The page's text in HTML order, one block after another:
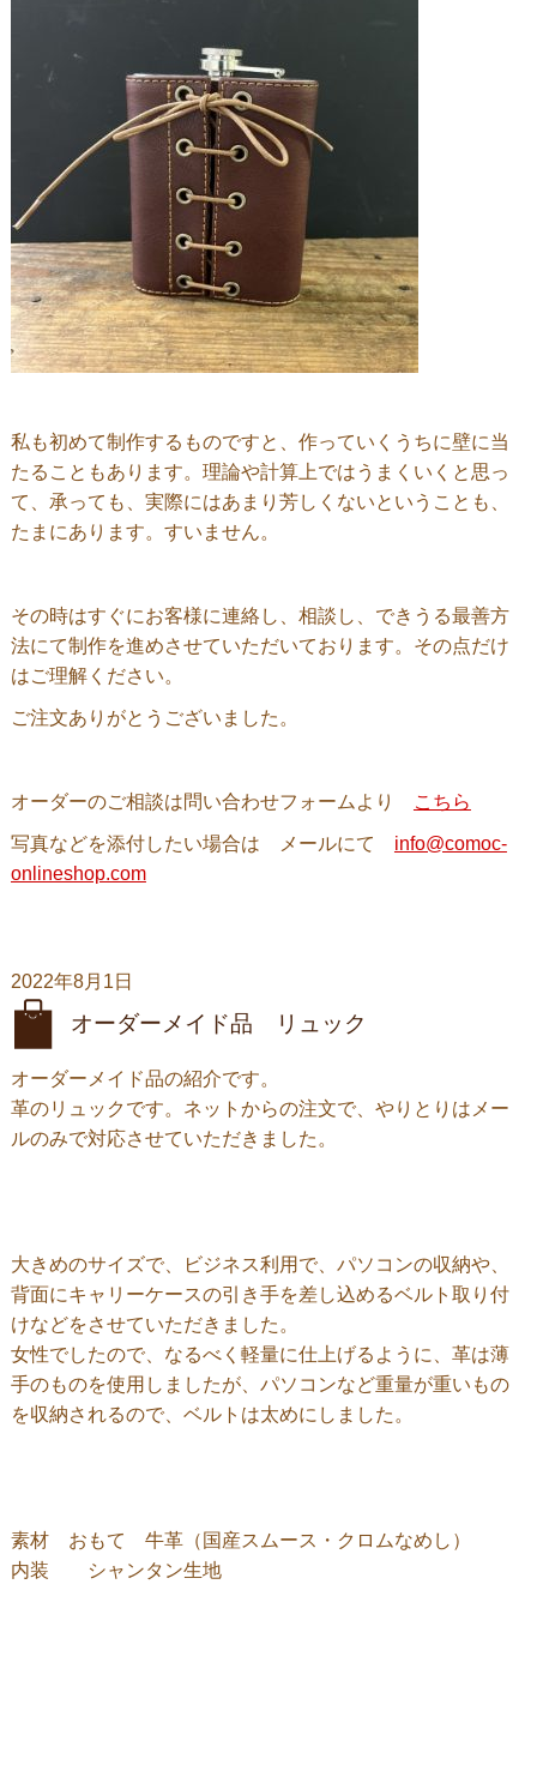
私も初めて制作するものですと、作っていくうちに壁に当
たることもあります。理論や計算上ではうまくいくと思っ
て、承っても、実際にはあまり芳しくないということも、
たまにあります。すいません。
その時はすぐにお客様に連絡し、相談し、できうる最善方
法にて制作を進めさせていただいております。その点だけ
はご理解ください。
ご注文ありがとうございました。
オーダーのご相談は問い合わせフォームより こちら
写真などを添付したい場合は メールにて info@comoc-
onlineshop.com
2022年8月1日
オーダーメイド品 リュック
オーダーメイド品の紹介です。
革のリュックです。ネットからの注文で、やりとりはメー
ルのみで対応させていただきました。
大きめのサイズで、ビジネス利用で、パソコンの収納や、
背面にキャリーケースの引き手を差し込めるベルト取り付
けなどをさせていただきました。
女性でしたので、なるべく軽量に仕上げるように、革は薄
手のものを使用しましたが、パソコンなど重量が重いもの
を収納されるので、ベルトは太めにしました。
素材 おもて 牛革（国産スムース・クロムなめし）
内装 シャンタン生地